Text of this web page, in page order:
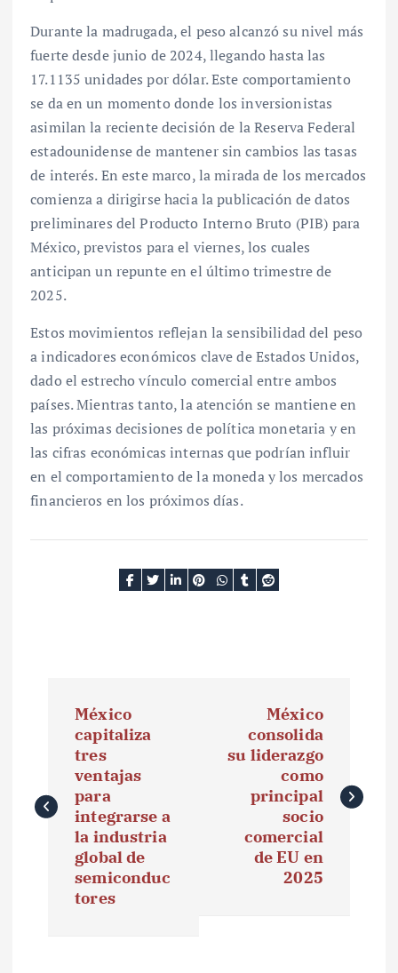
Durante la madrugada, el peso alcanzó su nivel más
fuerte desde junio de 2024, llegando hasta las
17.1135 unidades por dólar. Este comportamiento
se da en un momento donde los inversionistas
asimilan la reciente decisión de la Reserva Federal
estadounidense de mantener sin cambios las tasas
de interés. En este marco, la mirada de los mercados
comienza a dirigirse hacia la publicación de datos
preliminares del Producto Interno Bruto (PIB) para
México, previstos para el viernes, los cuales
anticipan un repunte en el último trimestre de
2025.
Estos movimientos reflejan la sensibilidad del peso
a indicadores económicos clave de Estados Unidos,
dado el estrecho vínculo comercial entre ambos
países. Mientras tanto, la atención se mantiene en
las próximas decisiones de política monetaria y en
las cifras económicas internas que podrían influir
en el comportamiento de la moneda y los mercados
financieros en los próximos días.
e
México
capitaliza
tres
ventajas
para
integrarse a
la industria
global de
semiconduc
tores
México
consolida
su liderazgo
como
principal
socio
comercial
de EU en
2025